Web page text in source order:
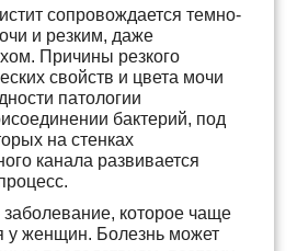
сопровождается темно-
и резким, даже
Причины резкого
свойств и цвета мочи
патологии
бактерий, под
на стенках
канала развивается
заболевание, которое чаще
у женщин. Болезнь может